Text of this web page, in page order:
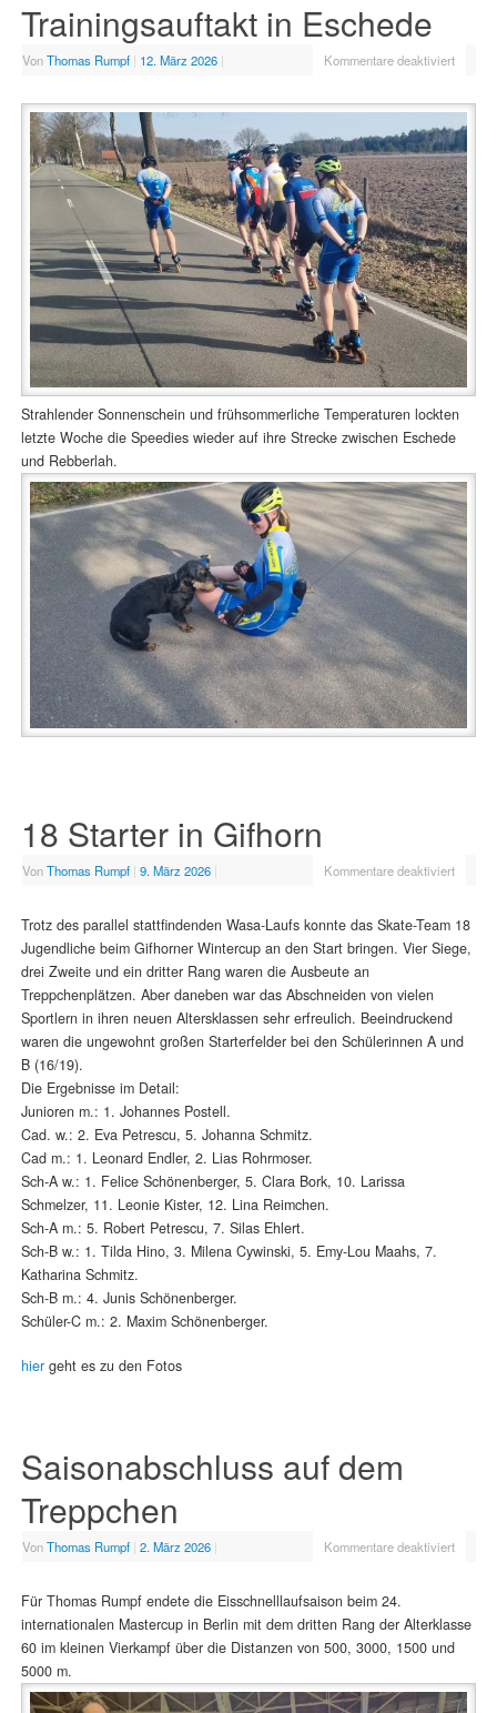
Trainingsauftakt in Eschede
VonThomas Rumpf | 12. März 2026 | Kommentare deaktiviert
Strahlender Sonnenschein und frühsommerliche Temperaturen lockten
letzte Woche die Speedies wieder auf ihre Strecke zwischen Eschede
und Rebberlah.
18 Starter in Gifhorn
VonThomas Rumpf | 9. März 2026 | Kommentare deaktiviert
Trotz des parallel stattfindenden Wasa-Laufs konnte das Skate-Team 18
Jugendliche beim Gifhorner Wintercup an den Start bringen. Vier Siege,
drei Zweite und ein dritter Rang waren die Ausbeute an
Treppchenplätzen. Aber daneben war das Abschneiden von vielen
Sportlern in ihren neuen Altersklassen sehr erfreulich. Beeindruckend
waren die ungewohnt großen Starterfelder bei den Schülerinnen A und
B (16/19).
Die Ergebnisse im Detail:
Junioren m.: 1. Johannes Postell.
Cad. w.: 2. Eva Petrescu, 5. Johanna Schmitz.
Cad m.: 1. Leonard Endler, 2. Lias Rohrmoser.
Sch-A w.: 1. Felice Schönenberger, 5. Clara Bork, 10. Larissa
Schmelzer, 11. Leonie Kister, 12. Lina Reimchen.
Sch-A m.: 5. Robert Petrescu, 7. Silas Ehlert.
Sch-B w.: 1. Tilda Hino, 3. Milena Cywinski, 5. Emy-Lou Maahs, 7.
Katharina Schmitz.
Sch-B m.: 4. Junis Schönenberger.
Schüler-C m.: 2. Maxim Schönenberger.
hiergeht es zu den Fotos
Saisonabschluss auf dem
Treppchen
VonThomas Rumpf | 2. März 2026 | Kommentare deaktiviert
Für Thomas Rumpf endete die Eisschnelllaufsaison beim 24.
internationalen Mastercup in Berlin mit dem dritten Rang der Alterklasse
60 im kleinen Vierkampf über die Distanzen von 500, 3000, 1500 und
5000 m.